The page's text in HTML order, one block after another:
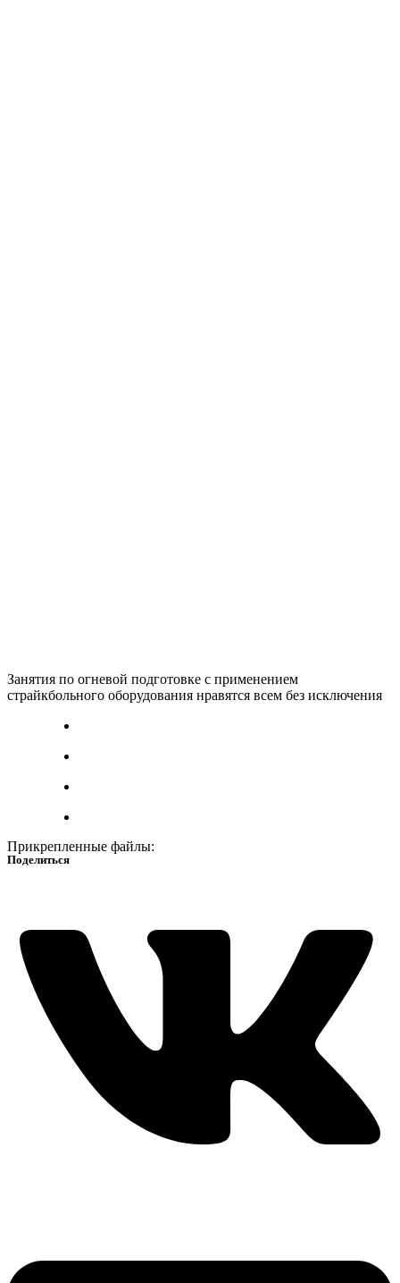
Занятия по огневой подготовке с применением
страйкбольного оборудования нравятся всем без исключения
Прикрепленные файлы:
Поделиться